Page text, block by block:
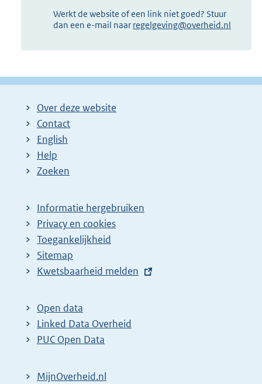
Werkt de website of een link niet goed? Stuur
dan een e-mail naar regelgeving@overheid.nl
Over deze website
Contact
English
Help
Zoeken
Informatie hergebruiken
Privacy en cookies
Toegankelijkheid
Sitemap
E
t
e
r
Kwetsbaarheid melden
Open data
Linked Data Overheid
PUC Open Data
MijnOverheid.nl